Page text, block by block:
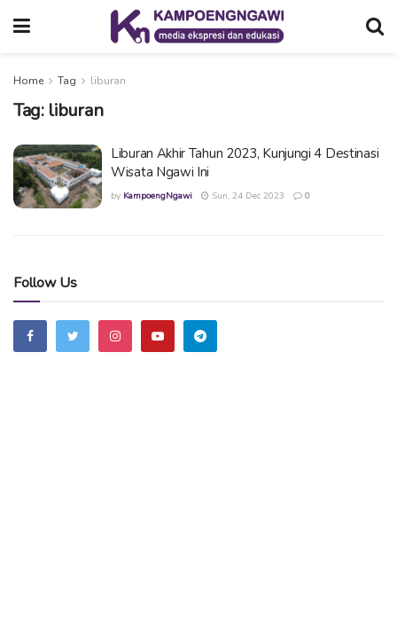
Home Tag liburan
Tag: liburan
Liburan Akhir Tahun 2023, Kunjungi 4 Destinasi
Wisata Ngawi Ini
by KampoengNgawi Sun, 24 Dec 2023 0
Follow Us